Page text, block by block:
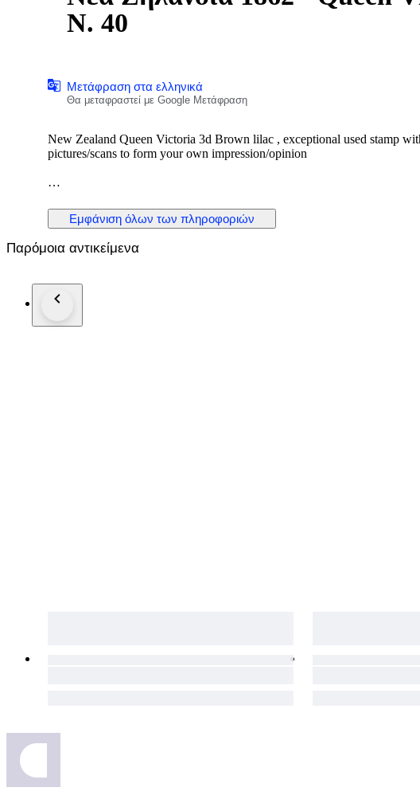
N. 40
Μετάφραση στα ελληνικά
Θα μεταφραστεί με Google Μετάφραση
New Zealand Queen Victoria 3d Brown lilac , exceptional used stamp
pictures/scans to form your own impression/opinion
Shipping registered
Εμφάνιση όλων των πληροφοριών
Παρόμοια αντικείμενα